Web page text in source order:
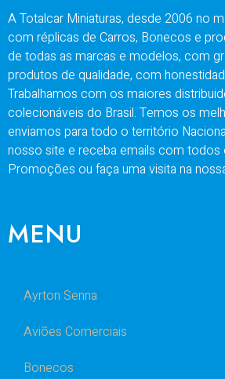
A Totalcar Miniaturas, desde 2006 no
com réplicas de Carros, Bonecos e
de todas as marcas e modelos, com
produtos de qualidade, com
Trabalhamos com os maiores
colecionáveis do Brasil. Temos os
enviamos para todo o território
nosso site e receba emails com todos
Promoções ou faça uma visita na
MENU
Ayrton Senna
Aviões Comerciais
Bonecos